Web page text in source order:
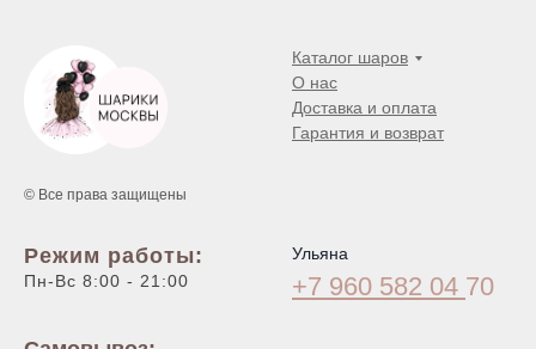
© Все права защищены
Каталог шаров
О нас
Доставка и оплата
Гарантия и возврат
Режим работы:
Пн-Вс 8:00 - 21:00
Ульяна
+7 960 582 04 70